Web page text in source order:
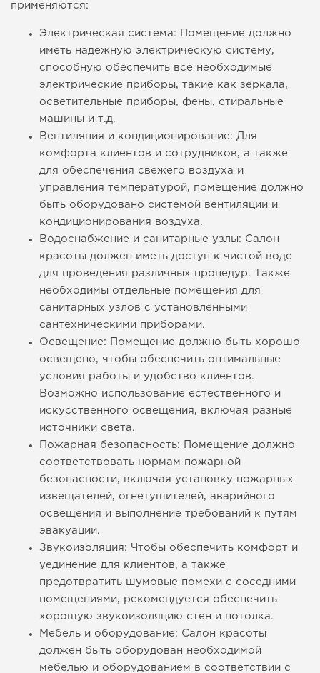
применяются:
Электрическая система: Помещение должно
иметь надежную электрическую систему,
способную обеспечить все необходимые
электрические приборы, такие как зеркала,
осветительные приборы, фены, стиральные
машины и т.д.
Вентиляция и кондиционирование: Для
комфорта клиентов и сотрудников, а также
для обеспечения свежего воздуха и
управления температурой, помещение должно
быть оборудовано системой вентиляции и
кондиционирования воздуха.
Водоснабжение и санитарные узлы: Салон
красоты должен иметь доступ к чистой воде
для проведения различных процедур. Также
необходимы отдельные помещения для
санитарных узлов с установленными
сантехническими приборами.
Освещение: Помещение должно быть хорошо
освещено, чтобы обеспечить оптимальные
условия работы и удобство клиентов.
Возможно использование естественного и
искусственного освещения, включая разные
источники света.
Пожарная безопасность: Помещение должно
соответствовать нормам пожарной
безопасности, включая установку пожарных
извещателей, огнетушителей, аварийного
освещения и выполнение требований к путям
эвакуации.
Звукоизоляция: Чтобы обеспечить комфорт и
уединение для клиентов, а также
предотвратить шумовые помехи с соседними
помещениями, рекомендуется обеспечить
хорошую звукоизоляцию стен и потолка.
Мебель и оборудование: Салон красоты
должен быть оборудован необходимой
мебелью и оборудованием в соответствии с